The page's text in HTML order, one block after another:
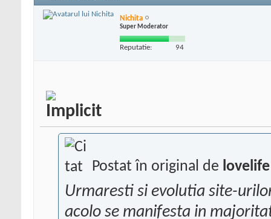
Nichita
Super Moderator
Reputatie: 94
Postat în original de lovelife
Urmaresti si evolutia site-
acolo se manifesta in